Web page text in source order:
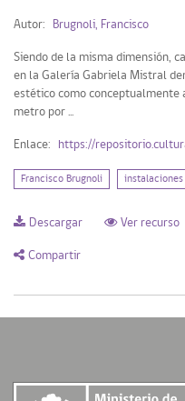
Tipo de Recurso
Mi Repositorio
Acceder
Autor: Brugnoli, Francisco
Siendo de la misma dimensión,
en la Galería Gabriela Mistral
estético como conceptualmente
metro por ...
Enlace: https://
Francisco Brugnoli
Descargar Ver recurso
Compartir